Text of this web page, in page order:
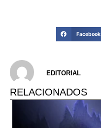
Facebook
EDITORIAL
RELACIONADOS